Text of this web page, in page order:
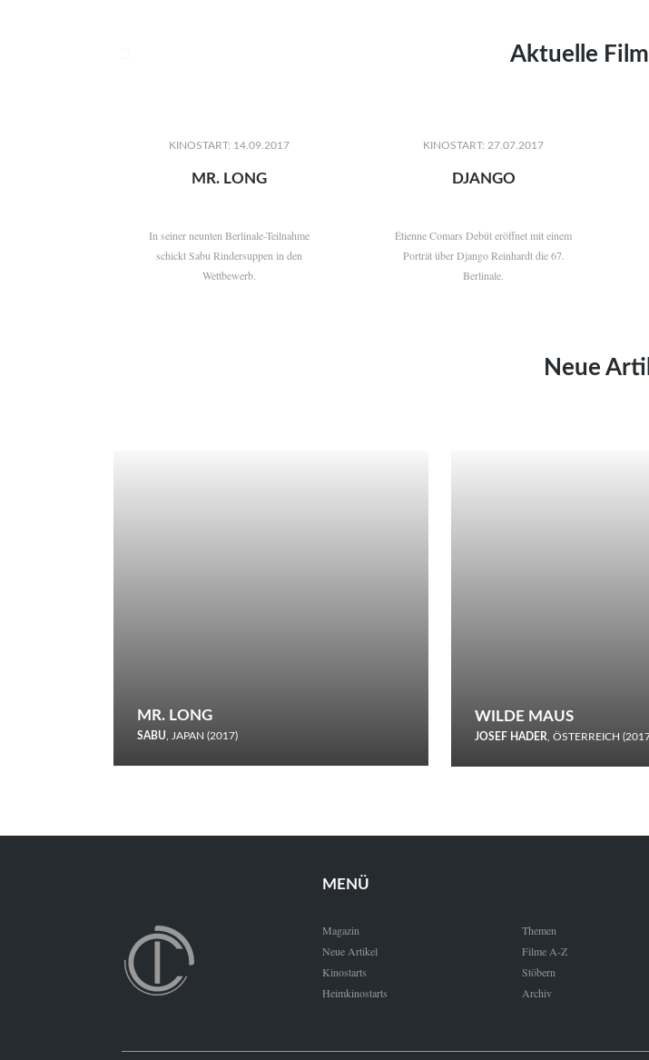
Aktuelle
KINOSTART: 14.09.2017
MR. LONG
In seiner neunten Berlinale-Teilnahme
schickt Sabu Rindersuppen in den
Wettbewerb.
KINOSTART: 27.07.2017
DJANGO
Étienne Comars Debüt eröffnet mit einem
Porträt über Django Reinhardt die 67.
Berlinale.
Neue
MR. LONG
SABU, JAPAN (2017)
den Wettbewerb.
WILDE MAUS
JOSEF HADER, ÖSTERREICH
Schnee.
MENÜ
Magazin
Neue Artikel
Kinostarts
Heimkinostarts
Themen
Filme A-Z
Stöbern
Archiv